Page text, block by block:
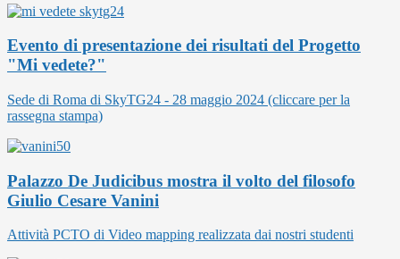
Evento di presentazione dei risultati del Progetto
"Mi vedete?"
Sede di Roma di SkyTG24 - 28 maggio 2024 (cliccare per la
rassegna stampa)
Palazzo De Judicibus mostra il volto del filosofo
Giulio Cesare Vanini
Attività PCTO di Video mapping realizzata dai nostri studenti